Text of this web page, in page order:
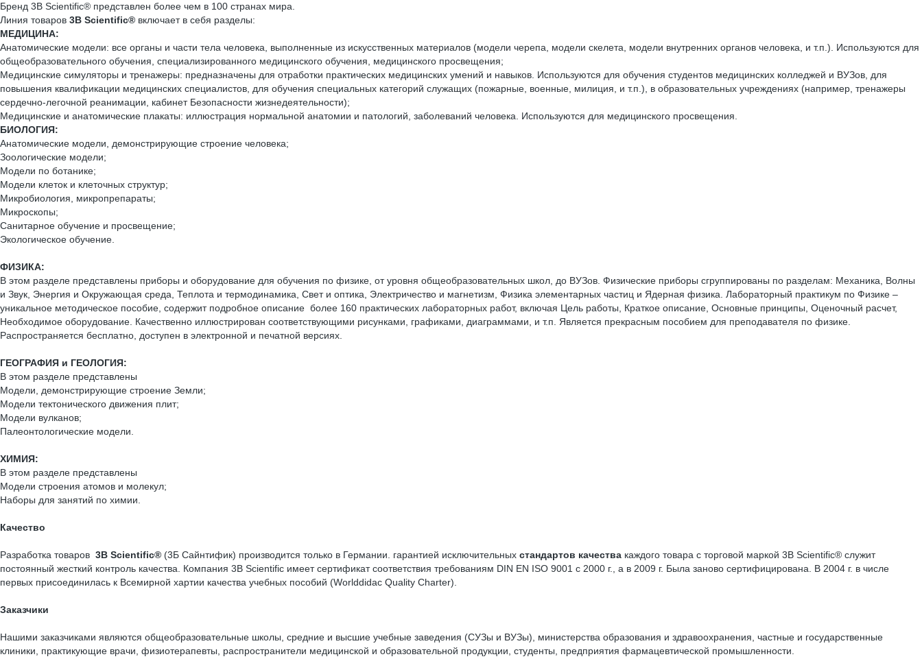
Бренд 3B Scientific® представлен более чем в 100 странах мира.
Линия товаров 3B Scientific® включает в себя разделы:
МЕДИЦИНА:
Анатомические модели: все органы и части тела человека, выполненные из искусственных материалов (модели черепа, модели скелета, модели внутренних органов человека, и т.п.). Используются для
общеобразовательного обучения, специализированного медицинского обучения, медицинского просвещения;
Медицинские симуляторы и тренажеры: предназначены для отработки практических медицинских умений и навыков. Используются для обучения студентов медицинских колледжей и ВУЗов, для
повышения квалификации медицинских специалистов, для обучения специальных категорий служащих (пожарные, военные, милиция, и т.п.), в образовательных учреждениях (например, тренажеры
сердечно-легочной реанимации, кабинет Безопасности жизнедеятельности);
Медицинские и анатомические плакаты: иллюстрация нормальной анатомии и патологий, заболеваний человека. Используются для медицинского просвещения.
БИОЛОГИЯ:
Анатомические модели, демонстрирующие строение человека;
Зоологические модели;
Модели по ботанике;
Модели клеток и клеточных структур;
Микробиология, микропрепараты;
Микроскопы;
Санитарное обучение и просвещение;
Экологическое обучение.
ФИЗИКА:
В этом разделе представлены приборы и оборудование для обучения по физике, от уровня общеобразовательных школ, до ВУЗов. Физические приборы сгруппированы по разделам: Механика, Волны
и Звук, Энергия и Окружающая среда, Теплота и термодинамика, Свет и оптика, Электричество и магнетизм, Физика элементарных частиц и Ядерная физика. Лабораторный практикум по Физике –
уникальное методическое пособие, содержит подробное описание более 160 практических лабораторных работ, включая Цель работы, Краткое описание, Основные принципы, Оценочный расчет,
Необходимое оборудование. Качественно иллюстрирован соответствующими рисунками, графиками, диаграммами, и т.п. Является прекрасным пособием для преподавателя по физике.
Распространяется бесплатно, доступен в электронной и печатной версиях.
ГЕОГРАФИЯ и ГЕОЛОГИЯ:
В этом разделе представлены
Модели, демонстрирующие строение Земли;
Модели тектонического движения плит;
Модели вулканов;
Палеонтологические модели.
ХИМИЯ:
В этом разделе представлены
Модели строения атомов и молекул;
Наборы для занятий по химии.
Качество
Разработка товаров 3B Scientific® (3Б Сайнтифик) производится только в Германии. гарантией исключительных стандартов качества каждого товара с торговой маркой 3B Scientific® служит
постоянный жесткий контроль качества. Компания 3B Scientific имеет сертификат соответствия требованиям DIN EN ISO 9001 с 2000 г., а в 2009 г. Была заново сертифицирована. В 2004 г. в числе
первых присоединилась к Всемирной хартии качества учебных пособий (Worlddidac Quality Charter).
Заказчики
Нашими заказчиками являются общеобразовательные школы, средние и высшие учебные заведения (СУЗы и ВУЗы), министерства образования и здравоохранения, частные и государственные
клиники, практикующие врачи, физиотерапевты, распространители медицинской и образовательной продукции, студенты, предприятия фармацевтической промышленности.